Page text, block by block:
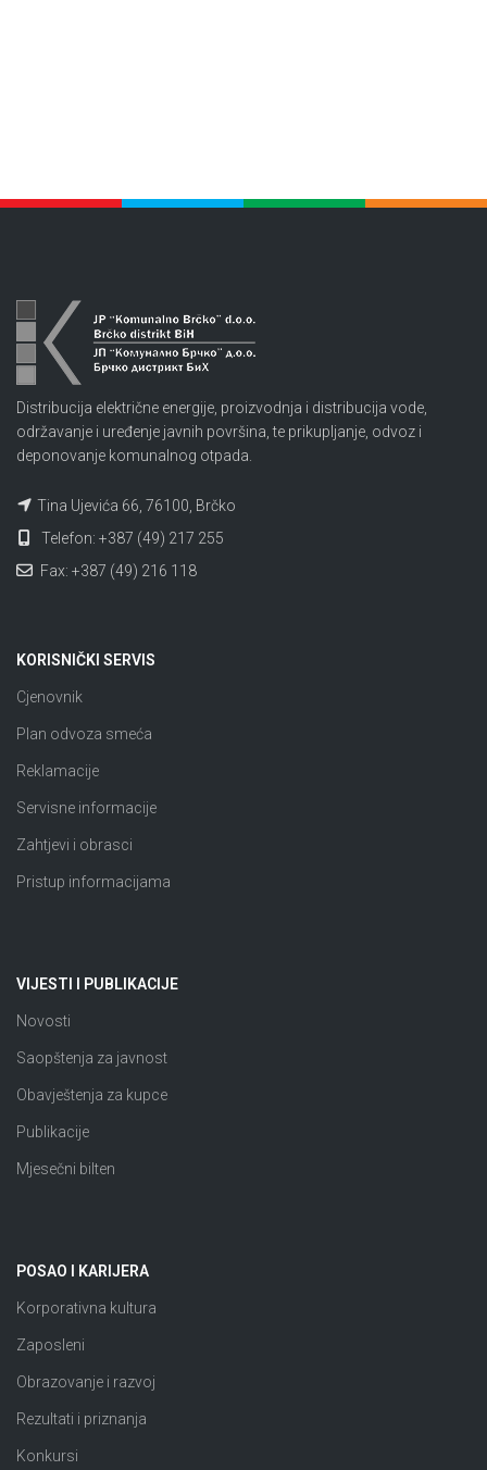
Distribucija električne energije, proizvodnja i distribucija vode,
održavanje i uređenje javnih površina, te prikupljanje, odvoz i
deponovanje komunalnog otpada.
Tina Ujevića 66, 76100, Brčko
Telefon: +387 (49) 217 255
Fax: +387 (49) 216 118
KORISNIČKI SERVIS
Cjenovnik
Plan odvoza smeća
Reklamacije
Servisne informacije
Zahtjevi i obrasci
Pristup informacijama
VIJESTI I PUBLIKACIJE
Novosti
Saopštenja za javnost
Obavještenja za kupce
Publikacije
Mjesečni bilten
POSAO I KARIJERA
Korporativna kultura
Zaposleni
Obrazovanje i razvoj
Rezultati i priznanja
Konkursi